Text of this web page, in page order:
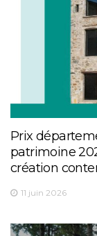
Prix
patrimoine
création
11 juin 2026